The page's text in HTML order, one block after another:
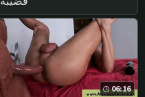
06:16